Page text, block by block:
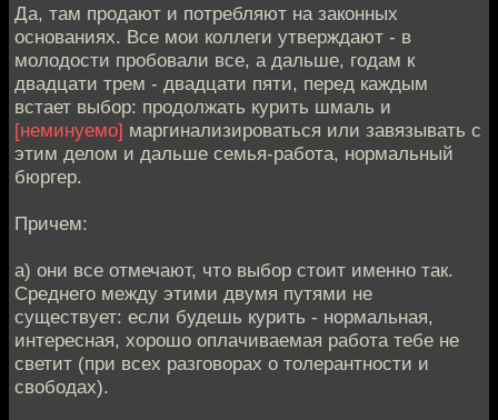
Да, там продают и потребляют на законных
основаниях. Все мои коллеги утверждают - в
молодости пробовали все, а дальше, годам к
двадцати трем - двадцати пяти, перед каждым
встает выбор: продолжать курить шмаль и
[неминуемо] маргинализироваться или завязывать с
этим делом и дальше семья-работа, нормальный
бюргер.
Причем:
а) они все отмечают, что выбор стоит именно так.
Среднего между этими двумя путями не
существует: если будешь курить - нормальная,
интересная, хорошо оплачиваемая работа тебе не
светит (при всех разговорах о толерантности и
свободах).